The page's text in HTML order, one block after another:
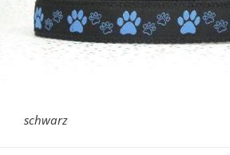
schwarz